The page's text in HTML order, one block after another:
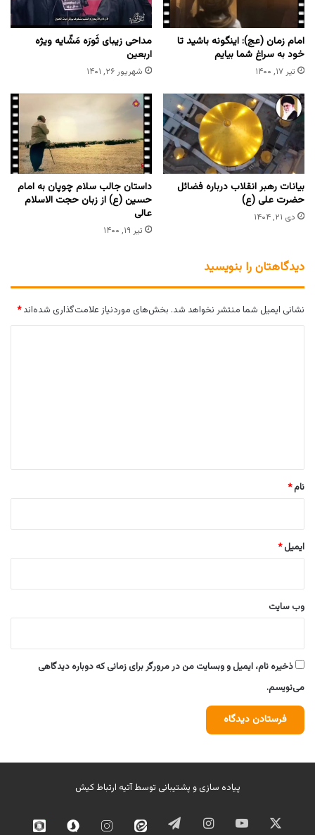
امام زمان (عج): اینگونه باشید تا
خود به سراغ شما بیایم
تیر ۱۷, ۱۴۰۰
مداحی زیبای ثَورَه مَشّایه ویژه
اربعین
شهریور ۲۶, ۱۴۰۱
بیانات رهبر انقلاب درباره فضائل
حضرت علی (ع)
دی ۲۱, ۱۴۰۴
داستان جالب سلام چوپان به امام
حسین (ع) از زبان حجت الاسلام
عالی
تیر ۱۹, ۱۴۰۰
دیدگاهتان را بنویسید
نشانی ایمیل شما منتشر نخواهد شد. بخش‌های موردنیاز علامت‌گذاری شده‌اند*
نام*
ایمیل*
وب‌ سایت
ذخیره نام، ایمیل و وبسایت من در مرورگر برای زمانی که دوباره دیدگاهی
می‌نویسم.
پیاده سازی و پشتیبانی توسطآتیه ارتباط کیش
ایکس یوتیوب اینستاگرامتلگرام ایتا اینستاگرامسروش